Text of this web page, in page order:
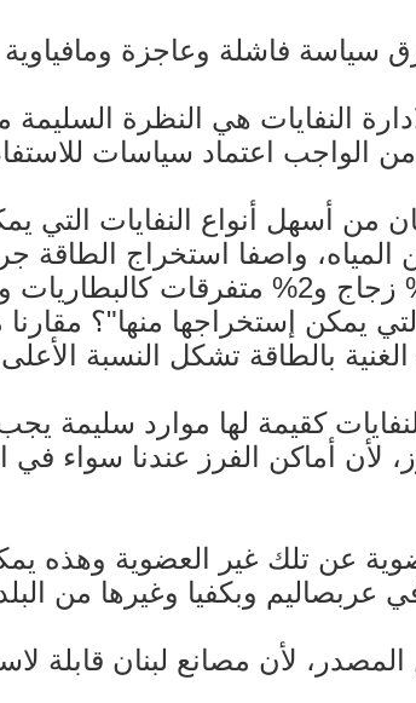
سياسة فاشلة وعاجزة
النفايات هي النظرة
من الواجب اعتماد سياسات
يمكن إستخراجها منها"؟
الغنية بالطاقة تشكل النسبة
كقيمة لها موارد سليمة
لأن أماكن الفرز عندنا سواء
عن تلك غير العضوية وهذه
عربصاليم وبكفيا وغيرها من
لأن مصانع لبنان قابلة